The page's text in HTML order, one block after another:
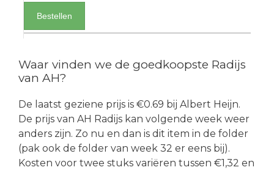
Bestellen
Waar vinden we de goedkoopste Radijs
van AH?
De laatst geziene prijs is €0.69 bij Albert Heijn.
De prijs van AH Radijs kan volgende week weer
anders zijn. Zo nu en dan is dit item in de folder
(pak ook de folder van week 32 er eens bij).
Kosten voor twee stuks variëren tussen €1,32 en